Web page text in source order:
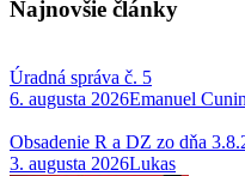
Najnovšie články
Úradná správa č. 5
6. augusta 2026Emanuel
Obsadenie R a DZ zo dňa
3. augusta 2026Lukas